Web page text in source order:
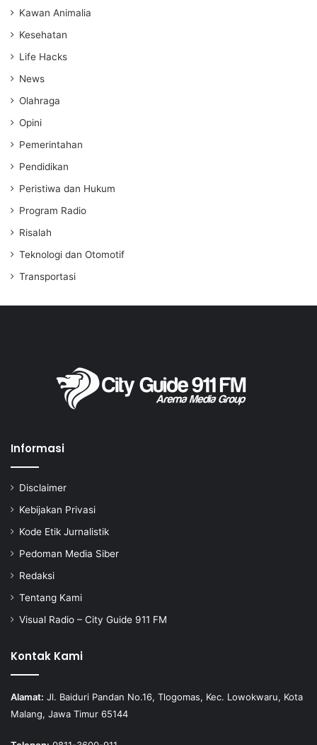
Kawan Animalia
Kesehatan
Life Hacks
News
Olahraga
Opini
Pemerintahan
Pendidikan
Peristiwa dan Hukum
Program Radio
Risalah
Teknologi dan Otomotif
Transportasi
Informasi
Disclaimer
Kebijakan Privasi
Kode Etik Jurnalistik
Pedoman Media Siber
Redaksi
Tentang Kami
Visual Radio – City Guide 911 FM
Kontak Kami
Alamat: Jl. Baiduri Pandan No.16, Tlogomas, Kec. Lowokwaru, Kota
Malang, Jawa Timur 65144